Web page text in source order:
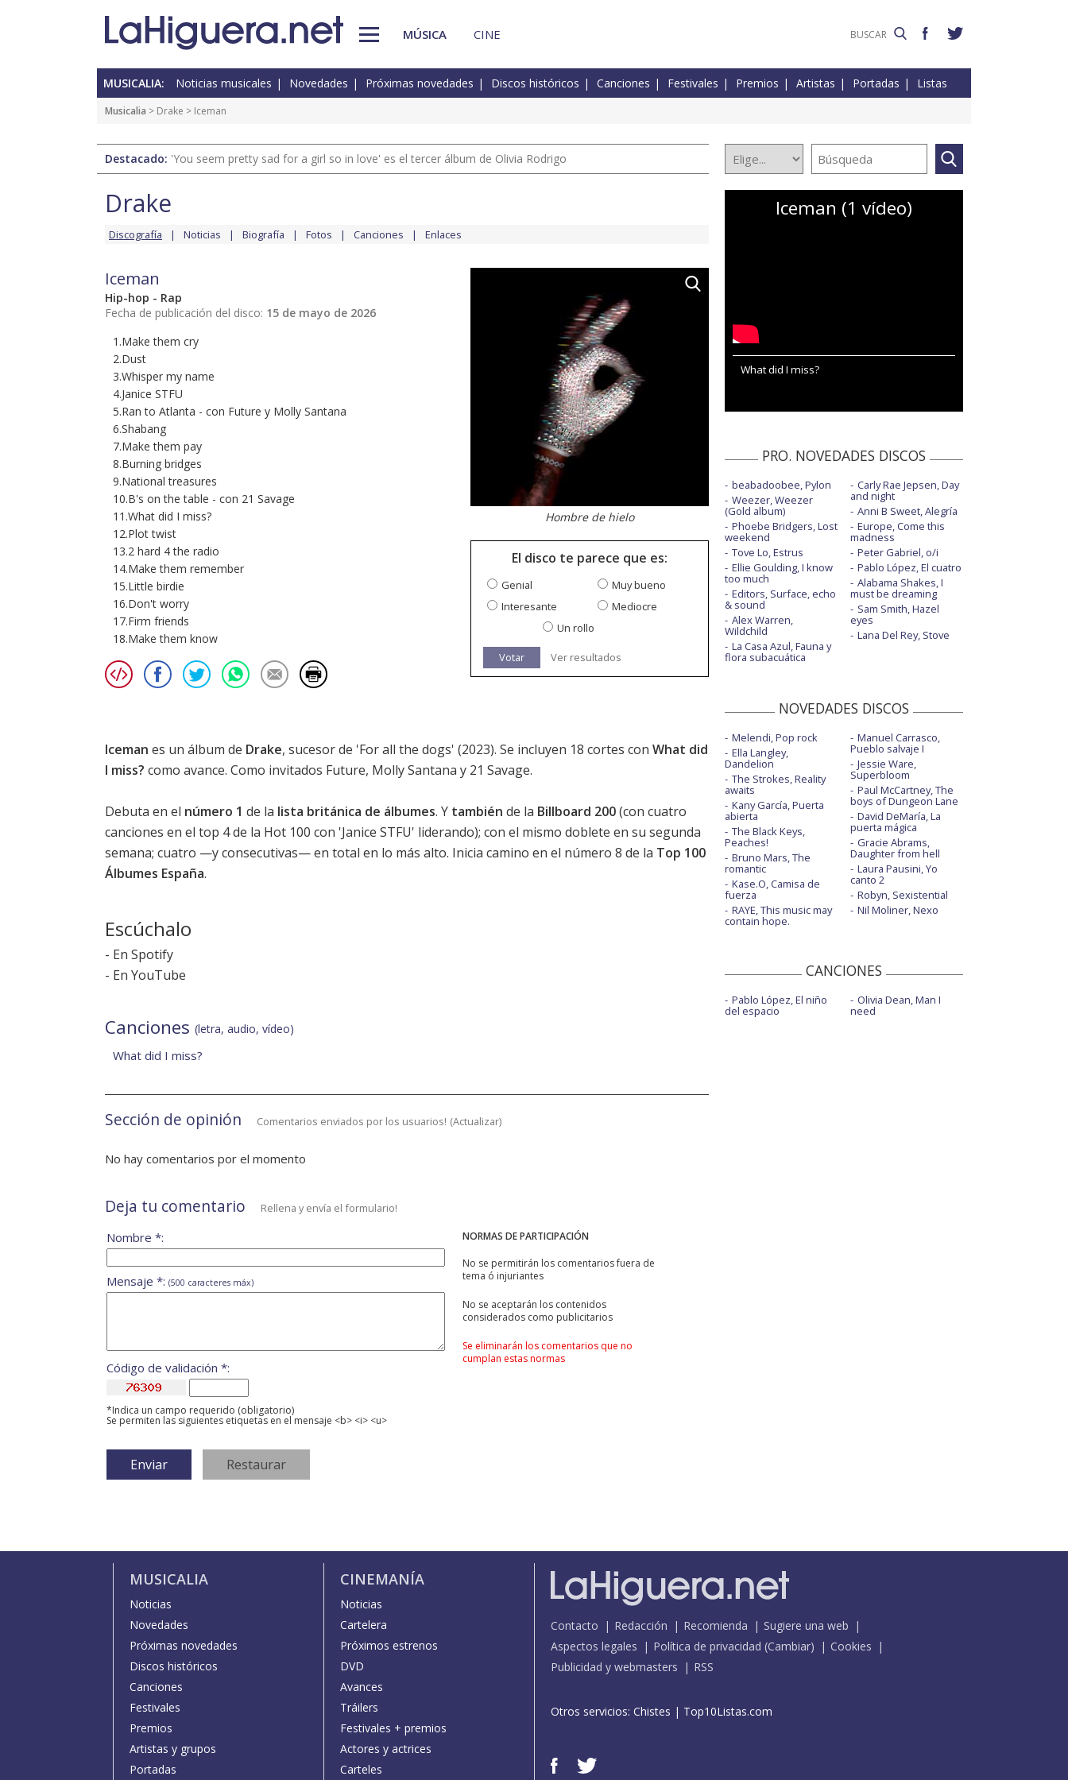
MÚSICA CINE
MUSICALIA: Noticias musicales Novedades Próximas novedades Discos históricos Canciones Festivales Premios Artistas Portadas Listas
Musicalia > Drake > Iceman
Destacado: 'You seem pretty sad for a girl so in love' es el tercer álbum de Olivia Rodrigo
Drake
Discografía Noticias Biografía Fotos Canciones Enlaces
Iceman
Hip-hop - Rap
Fecha de publicación del disco: 15 de mayo de 2026
1.Make them cry
2.Dust
3.Whisper my name
4.Janice STFU
5.Ran to Atlanta - con Future y Molly Santana
6.Shabang
7.Make them pay
8.Burning bridges
9.National treasures
10.B's on the table - con 21 Savage
11.What did I miss?
12.Plot twist
13.2 hard 4 the radio
14.Make them remember
15.Little birdie
16.Don't worry
17.Firm friends
18.Make them know
Hombre de hielo
El disco te parece que es:
Genial
Muy bueno
Interesante
Mediocre
Un rollo
Votar Ver resultados
Iceman es un álbum de Drake, sucesor de 'For all the dogs' (2023). Se incluyen 18 cortes con What did
I miss? como avance. Como invitados Future, Molly Santana y 21 Savage.
Debuta en el número 1 de la lista británica de álbumes. Y también de la Billboard 200(con cuatro
canciones en el top 4 de la Hot 100 con 'Janice STFU' liderando); con el mismo doblete en su segunda
semana; cuatro —y consecutivas— en total en lo más alto. Inicia camino en el número 8 de la Top 100
Álbumes España.
Escúchalo
- En Spotify
- En YouTube
Canciones (letra, audio, vídeo)
What did I miss?
Sección de opinión Comentarios enviados por los usuarios! (Actualizar)
No hay comentarios por el momento
Deja tu comentario Rellena y envía el formulario!
NORMAS DE PARTICIPACIÓN
No se permitirán los comentarios fuera de
tema ó injuriantes
No se aceptarán los contenidos
considerados como publicitarios
Se eliminarán los comentarios que no
cumplan estas normas
Nombre *:
Mensaje *: (500 caracteres máx)
Código de validación *:
*Indica un campo requerido (obligatorio)
Se permiten las siguientes etiquetas en el mensaje <b> <i> <u>
Iceman (1 vídeo)
What did I miss?
PRO. NOVEDADES DISCOS
beabadoobee, Pylon
Weezer, Weezer
(Gold album)
Phoebe Bridgers, Lost
weekend
Tove Lo, Estrus
Ellie Goulding, I know
too much
Editors, Surface, echo
& sound
Alex Warren,
Wildchild
La Casa Azul, Fauna y
flora subacuática
Carly Rae Jepsen, Day
and night
Anni B Sweet, Alegría
Europe, Come this
madness
Peter Gabriel, o/i
Pablo López, El cuatro
Alabama Shakes, I
must be dreaming
Sam Smith, Hazel
eyes
Lana Del Rey, Stove
NOVEDADES DISCOS
Melendi, Pop rock
Ella Langley,
Dandelion
The Strokes, Reality
awaits
Kany García, Puerta
abierta
The Black Keys,
Peaches!
Bruno Mars, The
romantic
Kase.O, Camisa de
fuerza
RAYE, This music may
contain hope.
Manuel Carrasco,
Pueblo salvaje I
Jessie Ware,
Superbloom
Paul McCartney, The
boys of Dungeon Lane
David DeMaría, La
puerta mágica
Gracie Abrams,
Daughter from hell
Laura Pausini, Yo
canto 2
Robyn, Sexistential
Nil Moliner, Nexo
CANCIONES
Pablo López, El niño
del espacio
Olivia Dean, Man I
need
MUSICALIA
Noticias
Novedades
Próximas novedades
Discos históricos
Canciones
Festivales
Premios
Artistas y grupos
Portadas
CINEMANÍA
Noticias
Cartelera
Próximos estrenos
DVD
Avances
Tráilers
Festivales + premios
Actores y actrices
Carteles
Contacto Redacción Recomienda
Sugiere una web
Aspectos legales
Política de privacidad (Cambiar)
Cookies
Publicidad y webmasters
RSS
Otros servicios: Chistes | Top10Listas.com